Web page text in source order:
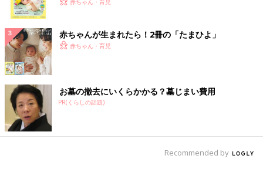
が見えなかったので、ベビーカーを押しているパパに声をかけ、
子どもの様子を見ると、ほろから垂れ下がっているブランケット
を口に入れていて顔が真っ青になっていました。
脈と呼吸を確認すると微弱なため、すぐに救急車を呼んで、その
間、えびさんが心肺蘇生を行いました。無事、子どもは一命を取
り留めました。
――今回の事故のように、ベビーカーに乗っている間に、子ども
が窒息することはあるのでしょうか。
山中先生（以下敬称略） この事故は、日よけ用のブランケット
く！ おっぱい・ミルクの基本と夏のトラブル 解決テ
赤ちゃんが生まれたら！2冊の「たまひよ」
赤ちゃん・育児
お墓の撤去にいくらかかる？墓じまい費用
PR(くらしの話題)
Recommended by